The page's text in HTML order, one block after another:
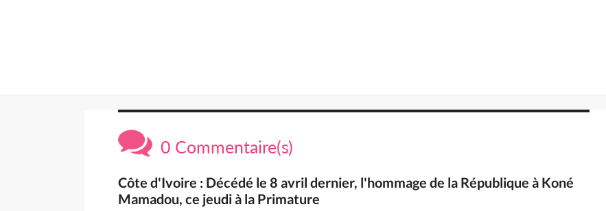
0 Commentaire(s)
Côte d'Ivoire : Décédé le 8 avril dernier, l'hommage de la République à Koné
Mamadou, ce jeudi à la Primature